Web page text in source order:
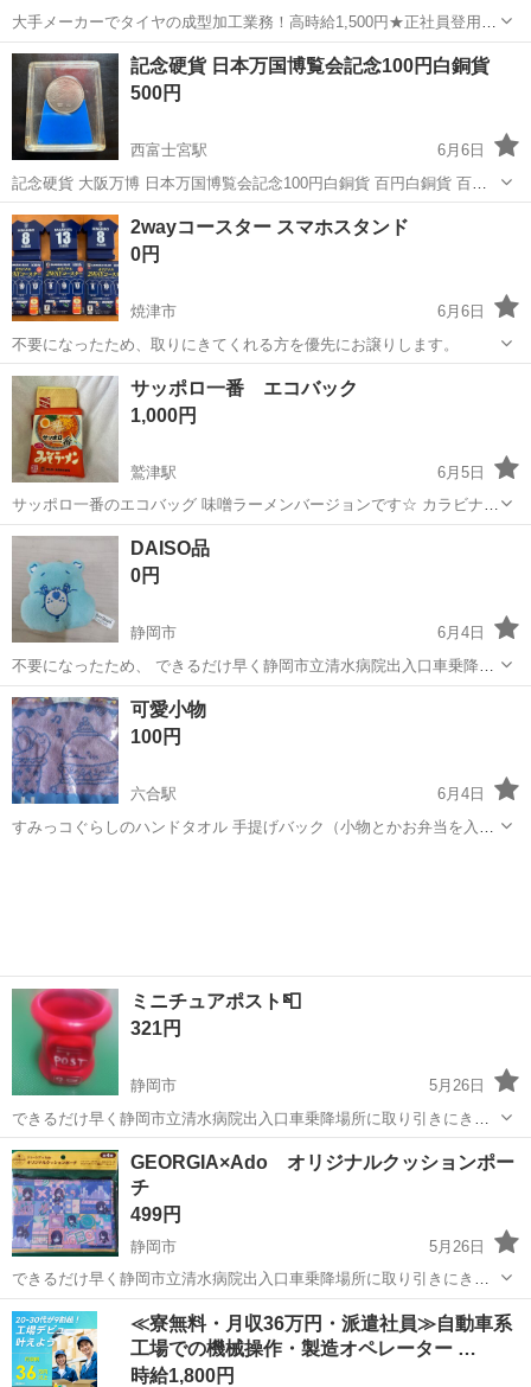
大手メーカーでタイヤの成型加工業務！高時給1,500円★正社員登用制
度あり！ワンルーム寮完備！マイカー通勤OK！無料駐車場あり！《三
重県伊勢市》 人気の工場のお仕事 ◇タイヤの製造◇ トラック・バ
ス・RV車用を中心とした...
三重 伊勢市 山田上口駅 その他
記念硬貨 日本万国博覧会記念100円白銅貨
500円
西富士宮駅
6月6日
記念硬貨 大阪万博 日本万国博覧会記念100円白銅貨 百円白銅貨 百円
硬貨 並品 赤富士 昭和古銭 古銭 昭和45年 自宅付近まで引き取り可能
な方にお願いします
静岡 富士宮市 西富士宮駅 ノベルティグッズ
2wayコースター スマホスタンド
0円
焼津市
6月6日
不要になったため、取りにきてくれる方を優先にお譲りします。
静岡 焼津市 ノベルティグッズ コースター
サッポロ一番 エコバック
1,000円
鷲津駅
6月5日
サッポロ一番のエコバッグ 味噌ラーメンバージョンです☆ カラビナ付
きの袋の中に 麺柄？笑のエコバッグが入ってますm(__)m 未使用品で
すが 一年ほど自宅保管しておりました(^◇^;) 何か質問などありました
ら お気軽...
静岡 湖西市 鷲津駅
DAISO品
0円
静岡市
6月4日
不要になったため、 できるだけ早く静岡市立清水病院出入口車乗降場
所に取り引きにきてくれる方を最優先させていただきます。 よろしく
おねがいします。 取りにきてくれる方を優先にお譲りします。
静岡 静岡市 ノベルティグッズ
可愛小物
100円
六合駅
6月4日
すみっコぐらしのハンドタオル 手提げバック（小物とかお弁当を入れ
ミニチュアポスト📮
321円
静岡市
5月26日
できるだけ早く静岡市立清水病院出入口車乗降場所に取り引きにきて
くれる方を最優先させていただきます。 よろしくおねがいします。
静岡 静岡市 ミニチュア
GEORGIA×Ado オリジナルクッションポー
チ
499円
静岡市
5月26日
できるだけ早く静岡市立清水病院出入口車乗降場所に取り引きにきて
くれる方を最優先させていただきます。 よろしくおねがいします。
静岡 静岡市 ノベルティグッズ 場所
≪寮無料・月収36万円・派遣社員≫自動車系
工場での機械操作・製造オペレーター …
時給1,800円